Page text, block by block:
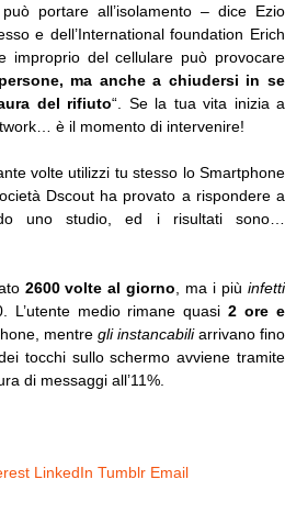
portare all’isolamento – dice Ezio
e dell’International foundation Erich
improprio del cellulare può provocare
ma anche a chiudersi in se
del rifiuto“. Se la tua vita inizia a
è il momento di intervenire!
volte utilizzi tu stesso lo Smartphone
Dscout ha provato a rispondere a
uno studio, ed i risultati sono…
2600 volte al giorno , ma i piùinfetti
L’utente medio rimane quasi2 ore e
mentre gli instancabiliarrivano fino
tocchi sullo schermo avviene tramite
di messaggi all’11%.
LinkedIn Tumblr Email